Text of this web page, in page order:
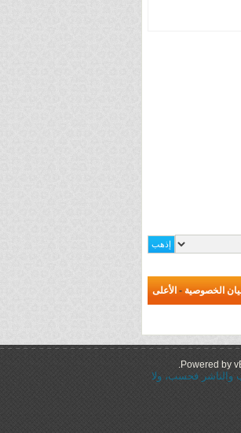
الخصوصية - الأعلى
Powered by
والناشر فحسب، ولا